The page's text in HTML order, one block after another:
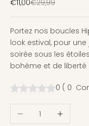
Prix de vente
€11,00Prix normal
€29,99
Portez nos boucles
look estival, pour
soirée sous les
bohème et de liberté
0 ( 0
Diminuer la quantité